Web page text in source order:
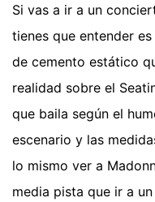
Si vas a ir a un
tienes que entender
de cemento estático
realidad sobre el
que baila según el
escenario y las
lo mismo ver a
media pista que ir a